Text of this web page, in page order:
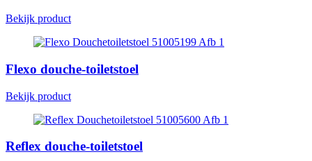
Bekijk product
Flexo douche-toiletstoel
Bekijk product
Reflex douche-toiletstoel